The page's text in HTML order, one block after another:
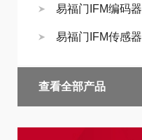
易福门IFM编码器
易福门IFM传感器
查看全部产品